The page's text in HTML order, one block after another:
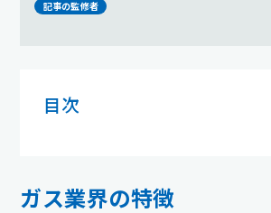
記事の監修者
目次
ガス業界の特徴